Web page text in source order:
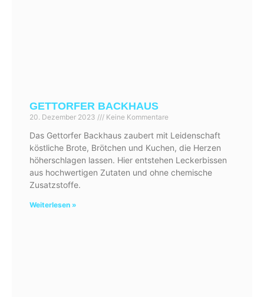
GETTORFER BACKHAUS
20. Dezember 2023 Keine Kommentare
Das Gettorfer Backhaus zaubert mit Leidenschaft
köstliche Brote, Brötchen und Kuchen, die Herzen
höherschlagen lassen. Hier entstehen Leckerbissen
aus hochwertigen Zutaten und ohne chemische
Zusatzstoffe.
Weiterlesen »